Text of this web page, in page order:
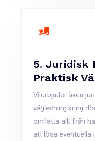
5. Juridisk
Praktisk
Vi erbjuder även
vägledning kring
omfatta allt från
att lösa eventuella